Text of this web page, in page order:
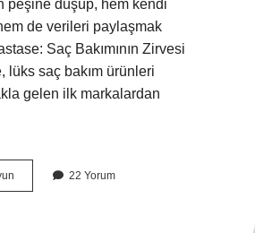
peşine düşüp, hem kendi
de verileri paylaşmak
Saç Bakımının Zirvesi
lüks saç bakım ürünleri
gelen ilk markalardan
Kerastase
şampuan
22 Yorum